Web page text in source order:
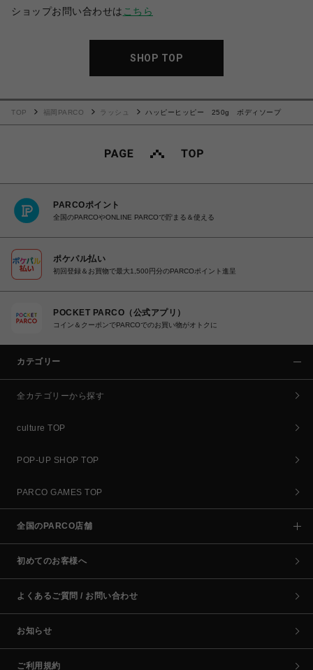
ショップお問い合わせは こちら
SHOP TOP
TOP 福岡PARCO ラッシュ ハッピーヒッピー 250g ボディソープ
PARCOポイント
全国のPARCOやONLINE PARCOで貯まる＆使える
ポケパル払い
初回登録＆お買物で最大1,500円分のPARCOポイント進呈
POCKET PARCO（公式アプリ）
コイン＆クーポンでPARCOでのお買い物がオトクに
カテゴリー
全カテゴリーから探す
culture TOP
POP-UP SHOP TOP
PARCO GAMES TOP
全国のPARCO店舗
初めてのお客様へ
よくあるご質問 / お問い合わせ
お知らせ
ご利用規約